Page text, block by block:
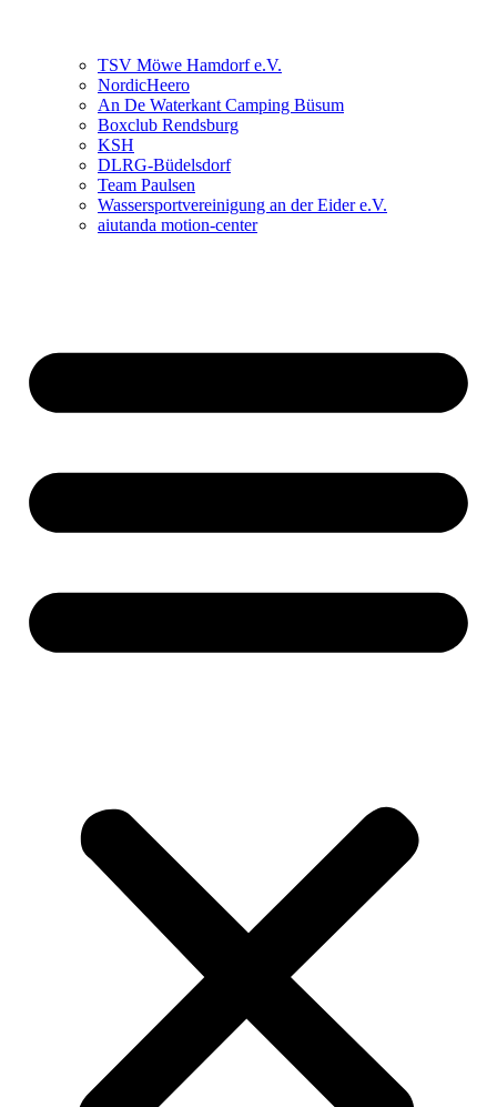
TSV Möwe Hamdorf e.V.
NordicHeero
An De Waterkant Camping Büsum
Boxclub Rendsburg
KSH
DLRG-Büdelsdorf
Team Paulsen
Wassersportvereinigung an der Eider e.V.
aiutanda motion-center